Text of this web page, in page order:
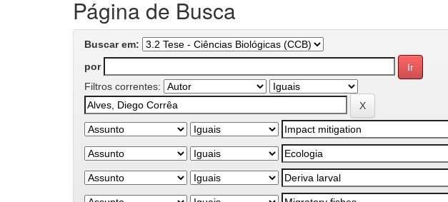
Página de Busca
Buscar em:
por
Filtros correntes: